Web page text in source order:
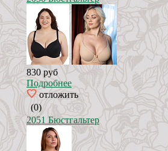
830 руб
Подробнее
отложить
(0)
2051 Бюстгальтер